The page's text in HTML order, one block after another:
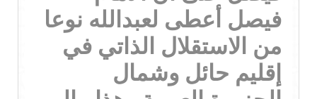
فيصل أعطى لعبدالله نوعا
من الاستقلال الذاتي في
إقليم حائل وشمال